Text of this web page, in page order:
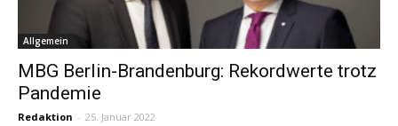
Allgemein
MBG Berlin-Brandenburg: Rekordwerte trotz
Pandemie
Redaktion - 25. Januar 2022